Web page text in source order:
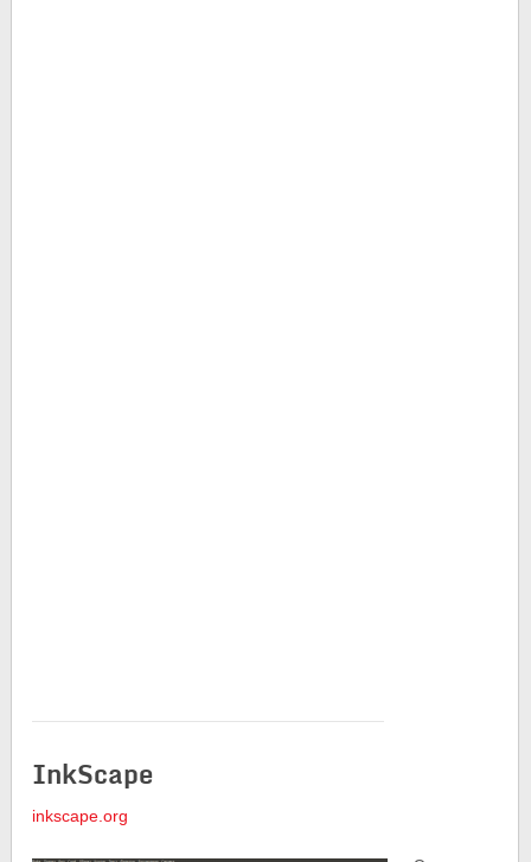
InkScape
inkscape.org